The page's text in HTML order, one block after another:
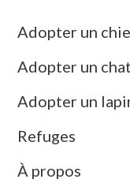
Adopter un
Adopter un chat
Adopter un
Refuges
À propos